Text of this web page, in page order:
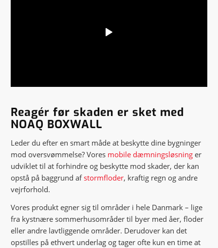
Reagér før skaden er sket med
NOAQ BOXWALL
Leder du efter en smart måde at beskytte dine bygninger
mod oversvømmelse? Vores mobile dæmningsløsning er
udviklet til at forhindre og beskytte mod skader, der kan
opstå på baggrund afstormfloder, kraftig regn og andre
vejrforhold.
Vores produkt egner sig til områder i hele Danmark – lige
fra kystnære sommerhusområder til byer med åer, floder
eller andre lavtliggende områder. Derudover kan det
opstilles på ethvert underlag og tager ofte kun en time at